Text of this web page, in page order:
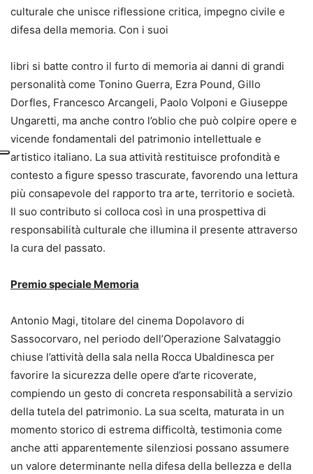
culturale che unisce riflessione critica, impegno civile e
difesa della memoria. Con i suoi
libri si batte contro il furto di memoria ai danni di grandi
personalità come Tonino Guerra, Ezra Pound, Gillo
Dorfles, Francesco Arcangeli, Paolo Volponi e Giuseppe
Ungaretti, ma anche contro l’oblio che può colpire opere e
vicende fondamentali del patrimonio intellettuale e
artistico italiano. La sua attività restituisce profondità e
contesto a figure spesso trascurate, favorendo una lettura
più consapevole del rapporto tra arte, territorio e società.
Il suo contributo si colloca così in una prospettiva di
responsabilità culturale che illumina il presente attraverso
la cura del passato.
Premio speciale Memoria
Antonio Magi, titolare del cinema Dopolavoro di
Sassocorvaro, nel periodo dell’Operazione Salvataggio
chiuse l’attività della sala nella Rocca Ubaldinesca per
favorire la sicurezza delle opere d’arte ricoverate,
compiendo un gesto di concreta responsabilità a servizio
della tutela del patrimonio. La sua scelta, maturata in un
momento storico di estrema difficoltà, testimonia come
anche atti apparentemente silenziosi possano assumere
un valore determinante nella difesa della bellezza e della